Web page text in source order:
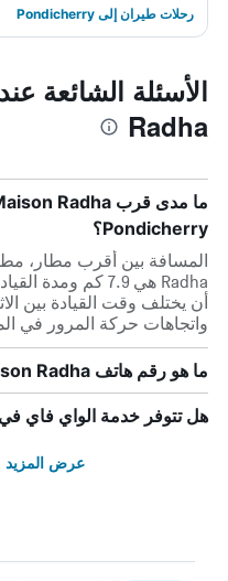
رحلات طيران إلى Pondicherry
Radha
Pondicherry؟
أن يختلف وقت القيادة بين
واتجاهات حركة المرور في
ما هو رقم هاتف La Maison Radha؟
هل تتوفر خدمة الواي فاي في La Maison Radha؟
عرض المزيد